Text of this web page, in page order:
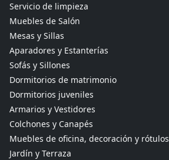
Servicio de limpieza
Muebles de Salón
Mesas y Sillas
Aparadores y Estanterías
Sofás y Sillones
Dormitorios de matrimonio
Dormitorios juveniles
Armarios y Vestidores
Colchones y Canapés
Muebles de oficina, decoración y rótulos
Jardín y Terraza